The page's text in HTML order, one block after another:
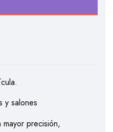
y salones
precisión,